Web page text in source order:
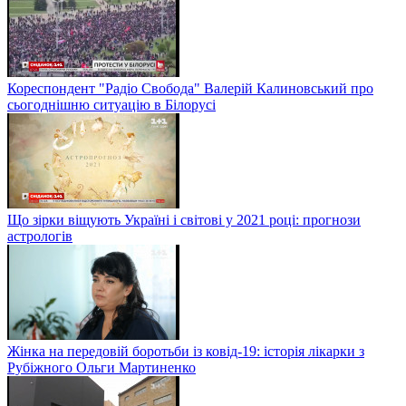
Кореспондент "Радіо Свобода" Валерій Калиновський про
сьогоднішню ситуацію в Білорусі
Що зірки віщують Україні і світові у 2021 році: прогнози
астрологів
Жінка на передовій боротьби із ковід-19: історія лікарки з
Рубіжного Ольги Мартиненко